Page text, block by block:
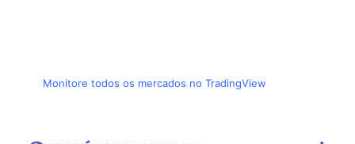
Monitore todos os mercados no TradingView